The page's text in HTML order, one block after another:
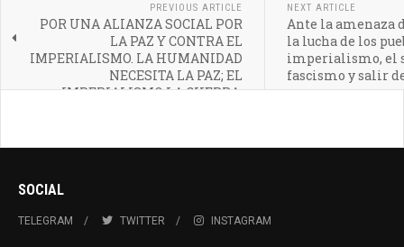
PREVIOUS ARTICLE
POR UNA ALIANZA SOCIAL POR
LA PAZ Y CONTRA EL
IMPERIALISMO. LA HUMANIDAD
NECESITA LA PAZ; EL
IMPERIALISMO LA GUERRA.
NEXT ARTICLE
Ante la amenaza
la lucha de los
imperialismo, el
fascismo y salir
SOCIAL
TELEGRAM TWITTER INSTAGRAM